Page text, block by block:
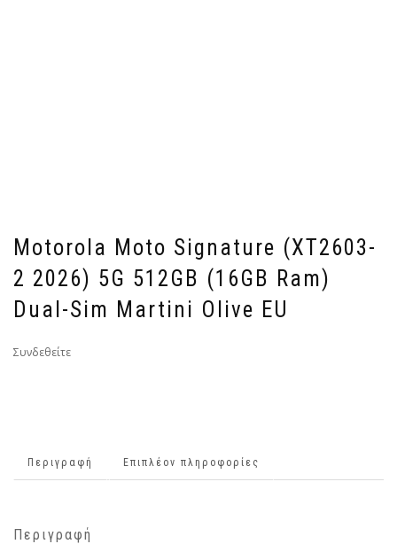
Motorola Moto Signature (XT2603-
2 2026) 5G 512GB (16GB Ram)
Dual-Sim Martini Olive EU
Συνδεθείτε
Περιγραφή Επιπλέον πληροφορίες
Περιγραφή